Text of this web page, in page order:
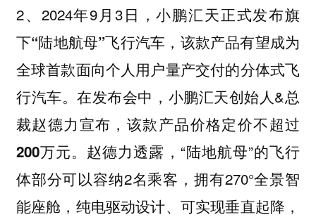
2、2024年9月3日，小鹏汇天正式发布旗
下“陆地航母”飞行汽车，该款产品有望成为
全球首款面向个人用户量产交付的分体式飞
行汽车。在发布会中，小鹏汇天创始人&总
裁赵德力宣布， 该款产品价格定价不超过
200万元。 赵德力透露，“陆地航母”的飞行
体部分可以容纳2名乘客，拥有270°全景智
能座舱，纯电驱动设计、可实现垂直起降，